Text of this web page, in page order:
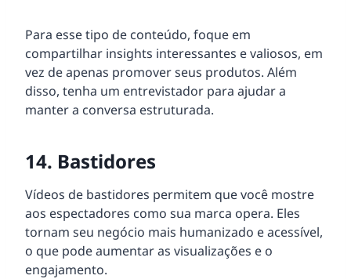
Para esse tipo de conteúdo, foque em
compartilhar insights interessantes e valiosos, em
vez de apenas promover seus produtos. Além
disso, tenha um entrevistador para ajudar a
manter a conversa estruturada.
14. Bastidores
Vídeos de bastidores permitem que você mostre
aos espectadores como sua marca opera. Eles
tornam seu negócio mais humanizado e acessível,
o que pode aumentar as visualizações e o
engajamento.